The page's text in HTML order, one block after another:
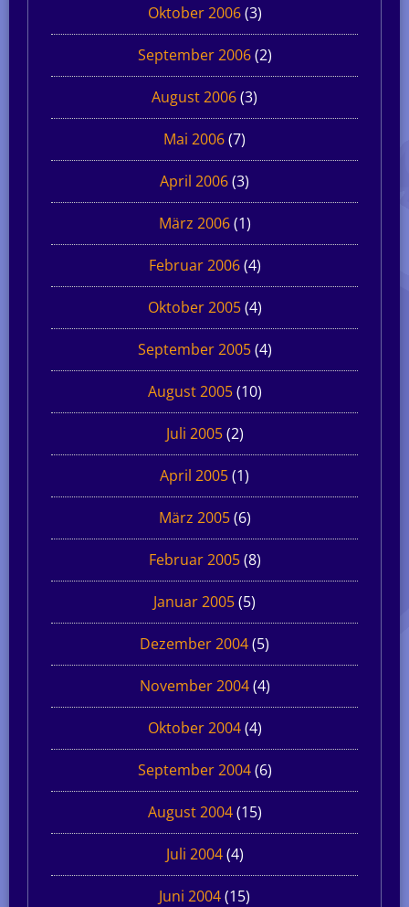
Oktober 2006(3)
September 2006(2)
August 2006(3)
Mai 2006(7)
April 2006(3)
März 2006(1)
Februar 2006(4)
Oktober 2005(4)
September 2005(4)
August 2005(10)
Juli 2005(2)
April 2005(1)
März 2005(6)
Februar 2005(8)
Januar 2005(5)
Dezember 2004(5)
November 2004(4)
Oktober 2004(4)
September 2004(6)
August 2004(15)
Juli 2004(4)
Juni 2004(15)